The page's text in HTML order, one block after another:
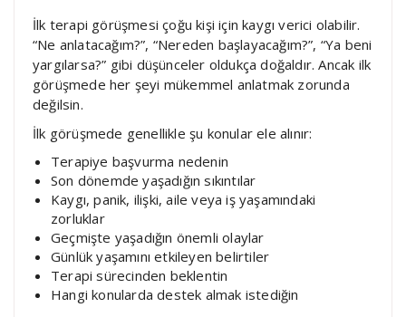
İlk terapi görüşmesi çoğu kişi için kaygı verici olabilir.
“Ne anlatacağım?”, “Nereden başlayacağım?”, “Ya beni
yargılarsa?” gibi düşünceler oldukça doğaldır. Ancak ilk
görüşmede her şeyi mükemmel anlatmak zorunda
değilsin.
İlk görüşmede genellikle şu konular ele alınır:
Terapiye başvurma nedenin
Son dönemde yaşadığın sıkıntılar
Kaygı, panik, ilişki, aile veya iş yaşamındaki
zorluklar
Geçmişte yaşadığın önemli olaylar
Günlük yaşamını etkileyen belirtiler
Terapi sürecinden beklentin
Hangi konularda destek almak istediğin